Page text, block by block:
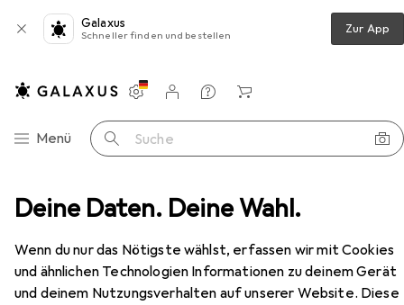
Deine Daten. Deine Wahl.
Wenn du nur das Nötigste wählst, erfassen wir mit Cookies
und ähnlichen Technologien Informationen zu deinem Gerät
und deinem Nutzungsverhalten auf unserer Website. Diese
Galaxus
Schneller finden und bestellen Zur App
Navigation nach Kategorien
Menü Suche
Einstellungen
Kundenkonto
Vergleichslisten
Merklisten
Warenkorb
Schreibstifte Pilot FriXion Point Clicker
PilotFriXion Point Clicker
1x